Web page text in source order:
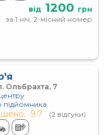
від 1200 грн
за 1 ніч, 2-місний номер
Ольбрахта, 7
підйомника
9.7 (2 відгуки)